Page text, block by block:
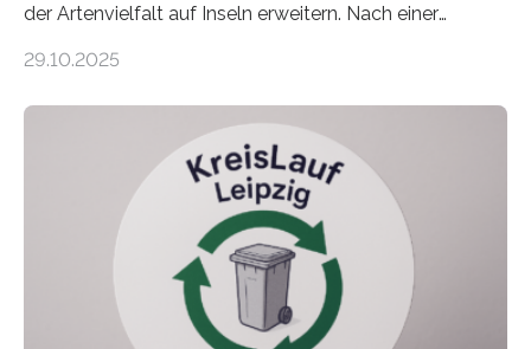
der Artenvielfalt auf Inseln erweitern. Nach einer
Beobachtungen im Wattenmeer ist nun eine große
Oldenburg befassen sich insbesondere damit, wie ein
Ökosystem gedeiht – und wie sich dieser Prozess
verlässlich prognostizieren lässt. Grünes Licht für
„DynaCom“: Die Deutsche Forschungsgemeinschaft
(DFG) fördert das Anfang 2019 gestartete
Forschungsprojekt an der Universität Oldenburg für
zwei weitere Jahre mit rund 1,2 Millionen Euro. „Wir
freuen uns sehr über…
29.10.2025